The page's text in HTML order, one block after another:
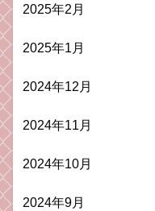
2025年2月
2025年1月
2024年12月
2024年11月
2024年10月
2024年9月